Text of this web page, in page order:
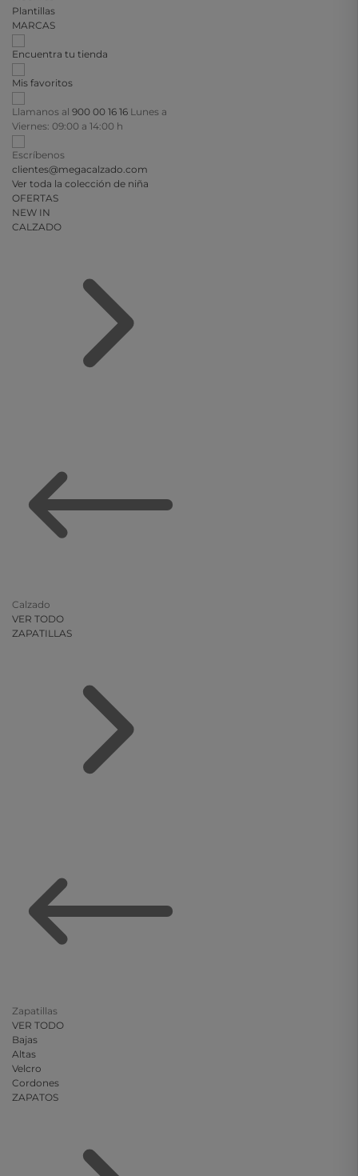
Plantillas
MARCAS
Encuentra tu tienda
Mis favoritos
Llamanos al 900 00 16 16 Lunes a
Viernes: 09:00 a 14:00 h
Escríbenos
clientes@megacalzado.com
Ver toda la colección de niña
OFERTAS
NEW IN
CALZADO
Calzado
VER TODO
ZAPATILLAS
Zapatillas
VER TODO
Bajas
Altas
Velcro
Cordones
ZAPATOS